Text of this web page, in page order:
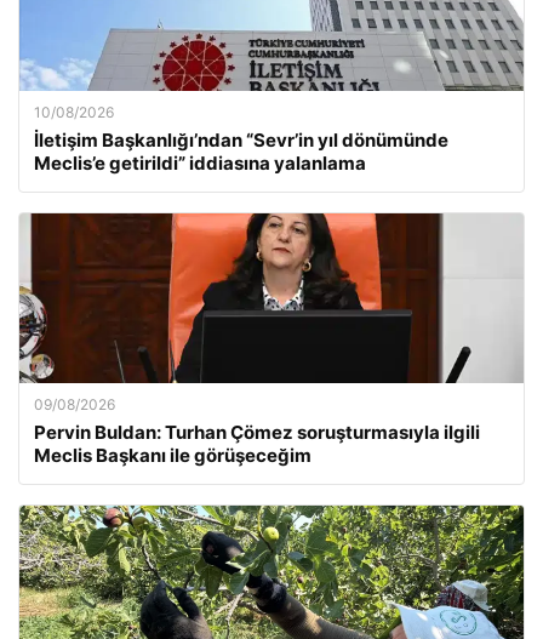
10/08/2026
İletişim Başkanlığı’ndan “Sevr’in yıl dönümünde
Meclis’e getirildi” iddiasına yalanlama
09/08/2026
Pervin Buldan: Turhan Çömez soruşturmasıyla ilgili
Meclis Başkanı ile görüşeceğim